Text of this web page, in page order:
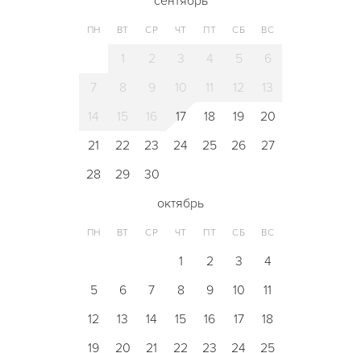
ПН ВТ СР ЧТ ПТ СБ ВС
1 2 3 4 5
6
7
8 9 10 11 12
13
14
15 16 17 18 19
20
21
22 23 24 25 26
27
28
29
30
октябрь
ПН ВТ СР ЧТ ПТ СБ ВС
1 2 3
4
5
6 7 8 9 10
11
12
13 14 15 16 17
18
19
20 21 22 23 24
25